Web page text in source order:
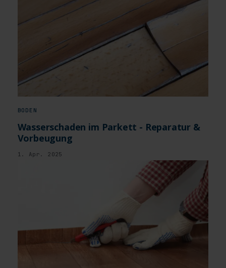
BODEN
Wasserschaden im Parkett - Reparatur &
Vorbeugung
1. Apr. 2025